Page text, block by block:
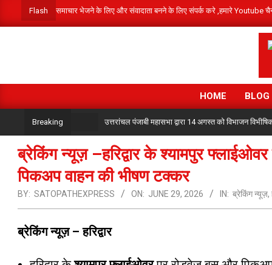
to
Flash समाचार भेजने के लिए और संवादाता बनने के लिए संपर्क करे ,हमारे
HOME BLOG
Breaking उत्तरांचल पंजाबी महासभा द्वारा 14 अगस्त को विभाजन
ब्रेकिंग न्यूज़ –हरिद्वार के श्यामपुर
पिकअप वाहन की भीषण टक्कर
BY: SATOPATHEXPRESS ON: JUNE 29, 2026 IN: ब्रेकिंग न्यूज़,
ब्रेकिंग न्यूज़ – हरिद्वार